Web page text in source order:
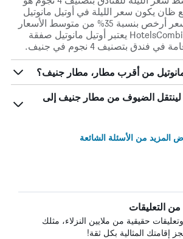
ظان يكون سعر الليلة في أوتيل مانوتيل
حوالي 670 ﷼ وهو سعر أرخص بنسبة 35% من متوسط الأسعار
في المدينة. في HotelsCombined يعتبر أوتيل مانوتيل صفقة
فندق بتصنيف 4 نجوم في جنيف.
من أقرب مطار، مطار جنيف؟
الضيوف من مطار جنيف إلى
المزيد من الأسئلة الشائعة
من التعليقات
حقيقية من ملايين النزلاء، مثلك
إقامتك المثالية بكل ثقة!